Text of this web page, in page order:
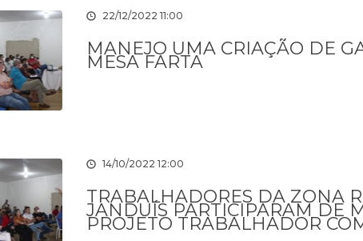
22/12/2022 11:00
MANEJO UMA CRIAÇÃO DE
MESA FARTA
14/10/2022 12:00
TRABALHADORES DA ZONA
JANDUÍS PARTICIPARAM DE
PROJETO TRABALHADOR